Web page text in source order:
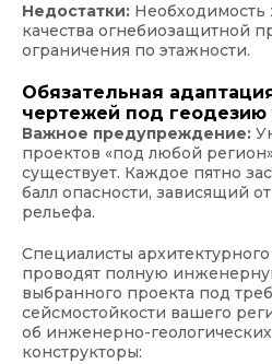
Недостатки: Необходимость
качества огнебиозащитной
ограничения по этажности.
Обязательная
чертежей под геодезию
Важное предупреждение:
проектов «под любой
существует. Каждое пятно
балл опасности, зависящий
рельефа.
Специалисты
проводят полную
выбранного проекта под
сейсмостойкости вашего
об инженерно-
конструкторы: